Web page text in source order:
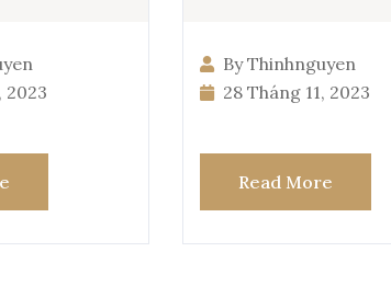
2023
By Thinhnguyen
28 Tháng 11, 2023
Read More